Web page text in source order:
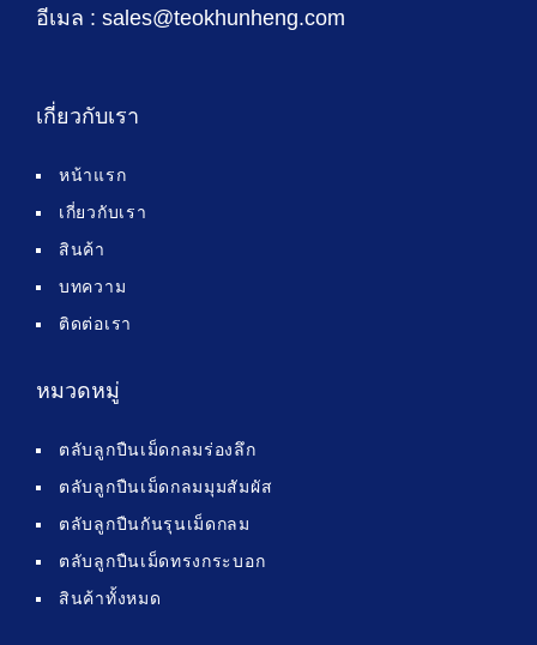
อีเมล : sales@teokhunheng.com
เกี่ยวกับเรา
หน้าแรก
เกี่ยวกับเรา
สินค้า
บทความ
ติดต่อเรา
หมวดหมู่
ตลับลูกปืนเม็ดกลมร่องลึก
ตลับลูกปืนเม็ดกลมมุมสัมผัส
ตลับลูกปืนกันรุนเม็ดกลม
ตลับลูกปืนเม็ดทรงกระบอก
สินค้าทั้งหมด